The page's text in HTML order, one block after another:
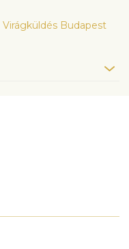
Virágküldés Budapest